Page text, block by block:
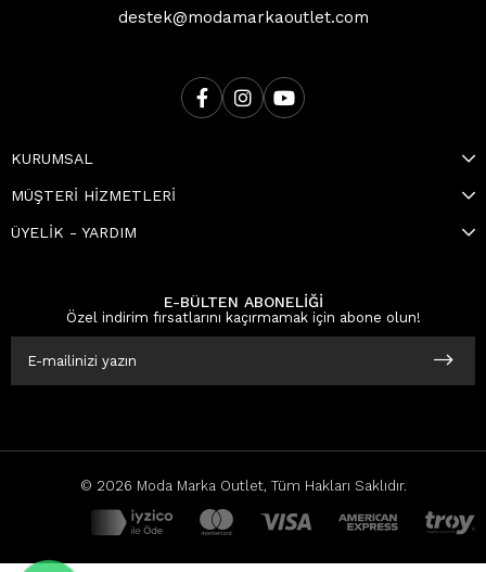
destek@modamarkaoutlet.com
KURUMSAL
MÜŞTERİ HİZMETLERİ
ÜYELİK - YARDIM
E-BÜLTEN ABONELİĞİ
Özel indirim fırsatlarını kaçırmamak için abone olun!
© 2026 Moda Marka Outlet, Tüm Hakları Saklıdır.